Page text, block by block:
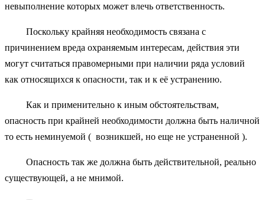
невыполнение которых может влечь ответственность.
Поскольку крайняя необходимость связана с
причинением вреда охраняемым интересам, действия эти
могут считаться правомерными при наличии ряда условий
как относящихся к опасности, так и к её устранению.
Как и применительно к иным обстоятельствам,
опасность при крайней необходимости должна быть наличной
то есть неминуемой ( возникшей, но еще не устраненной ).
Опасность так же должна быть действительной, реально
существующей, а не мнимой.